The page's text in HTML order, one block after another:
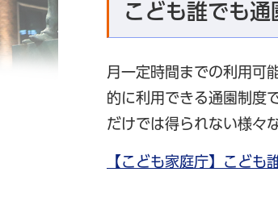
こども誰でも通
月一定時間までの利用可
的に利用できる通園制度
だけでは得られない様々
【こども家庭庁】こども